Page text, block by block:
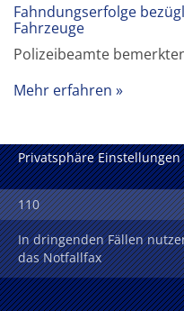
Fahndungserfolge
Fahrzeuge
Polizeibeamte
Mehr erfahren
Privatsphäre Einstellungen
110
In dringenden Fällen
das Notfallfax